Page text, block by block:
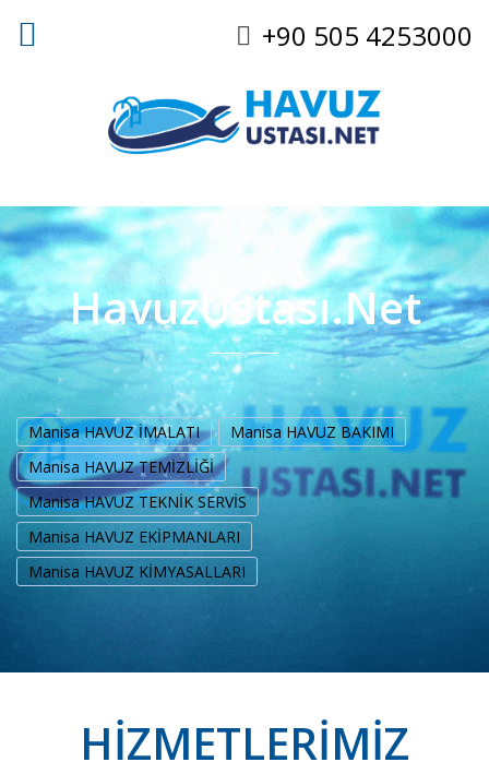
+90 505 4253000
HavuzUstası.Net
Manisa HAVUZ İMALATI
Manisa HAVUZ BAKIMI
Manisa HAVUZ TEMİZLİĞİ
Manisa HAVUZ TEKNİK SERVİS
Manisa HAVUZ EKİPMANLARI
Manisa HAVUZ KİMYASALLARI
HİZMETLERİMİZ